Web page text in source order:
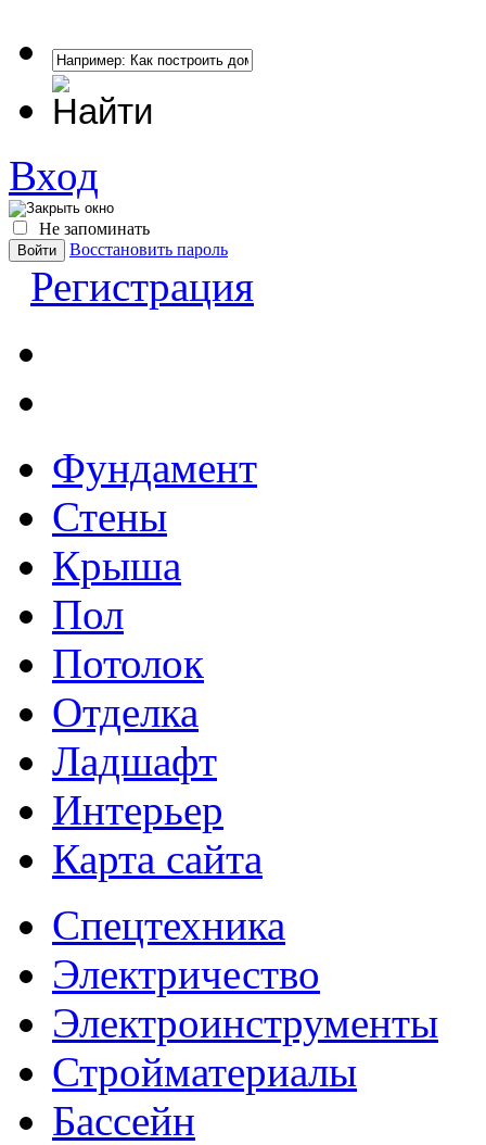
Вход
Не запоминать
Восстановить пароль
Регистрация
Фундамент
Стены
Крыша
Пол
Потолок
Отделка
Ладшафт
Интерьер
Карта сайта
Спецтехника
Электричество
Электроинструменты
Стройматериалы
Бассейн